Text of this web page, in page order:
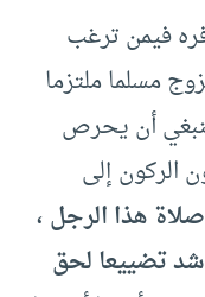
فيمن ترغب
مسلما ملتزما
أن يحرص
الركون إلى
هذا الرجل ،
تضييعا لحق